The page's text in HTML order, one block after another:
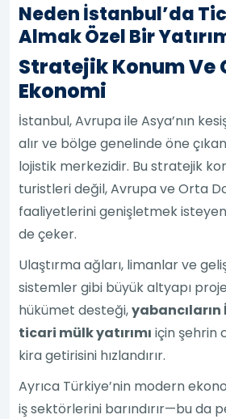
Neden İstanbul’da
Almak Özel Bir
Stratejik Konum Ve
Ekonomi
İstanbul, Avrupa ile Asya’nın
alır ve bölge genelinde öne
lojistik merkezidir. Bu stratejik
turistleri değil, Avrupa ve Orta
faaliyetlerini genişletmek
de çeker.
Ulaştırma ağları, limanlar ve
sistemler gibi büyük altyapı
hükümet desteği,
ticari mülk yatırımı için şehrin
kira getirisini hızlandırır.
Ayrıca Türkiye’nin modern
iş sektörlerini barındırır—bu da